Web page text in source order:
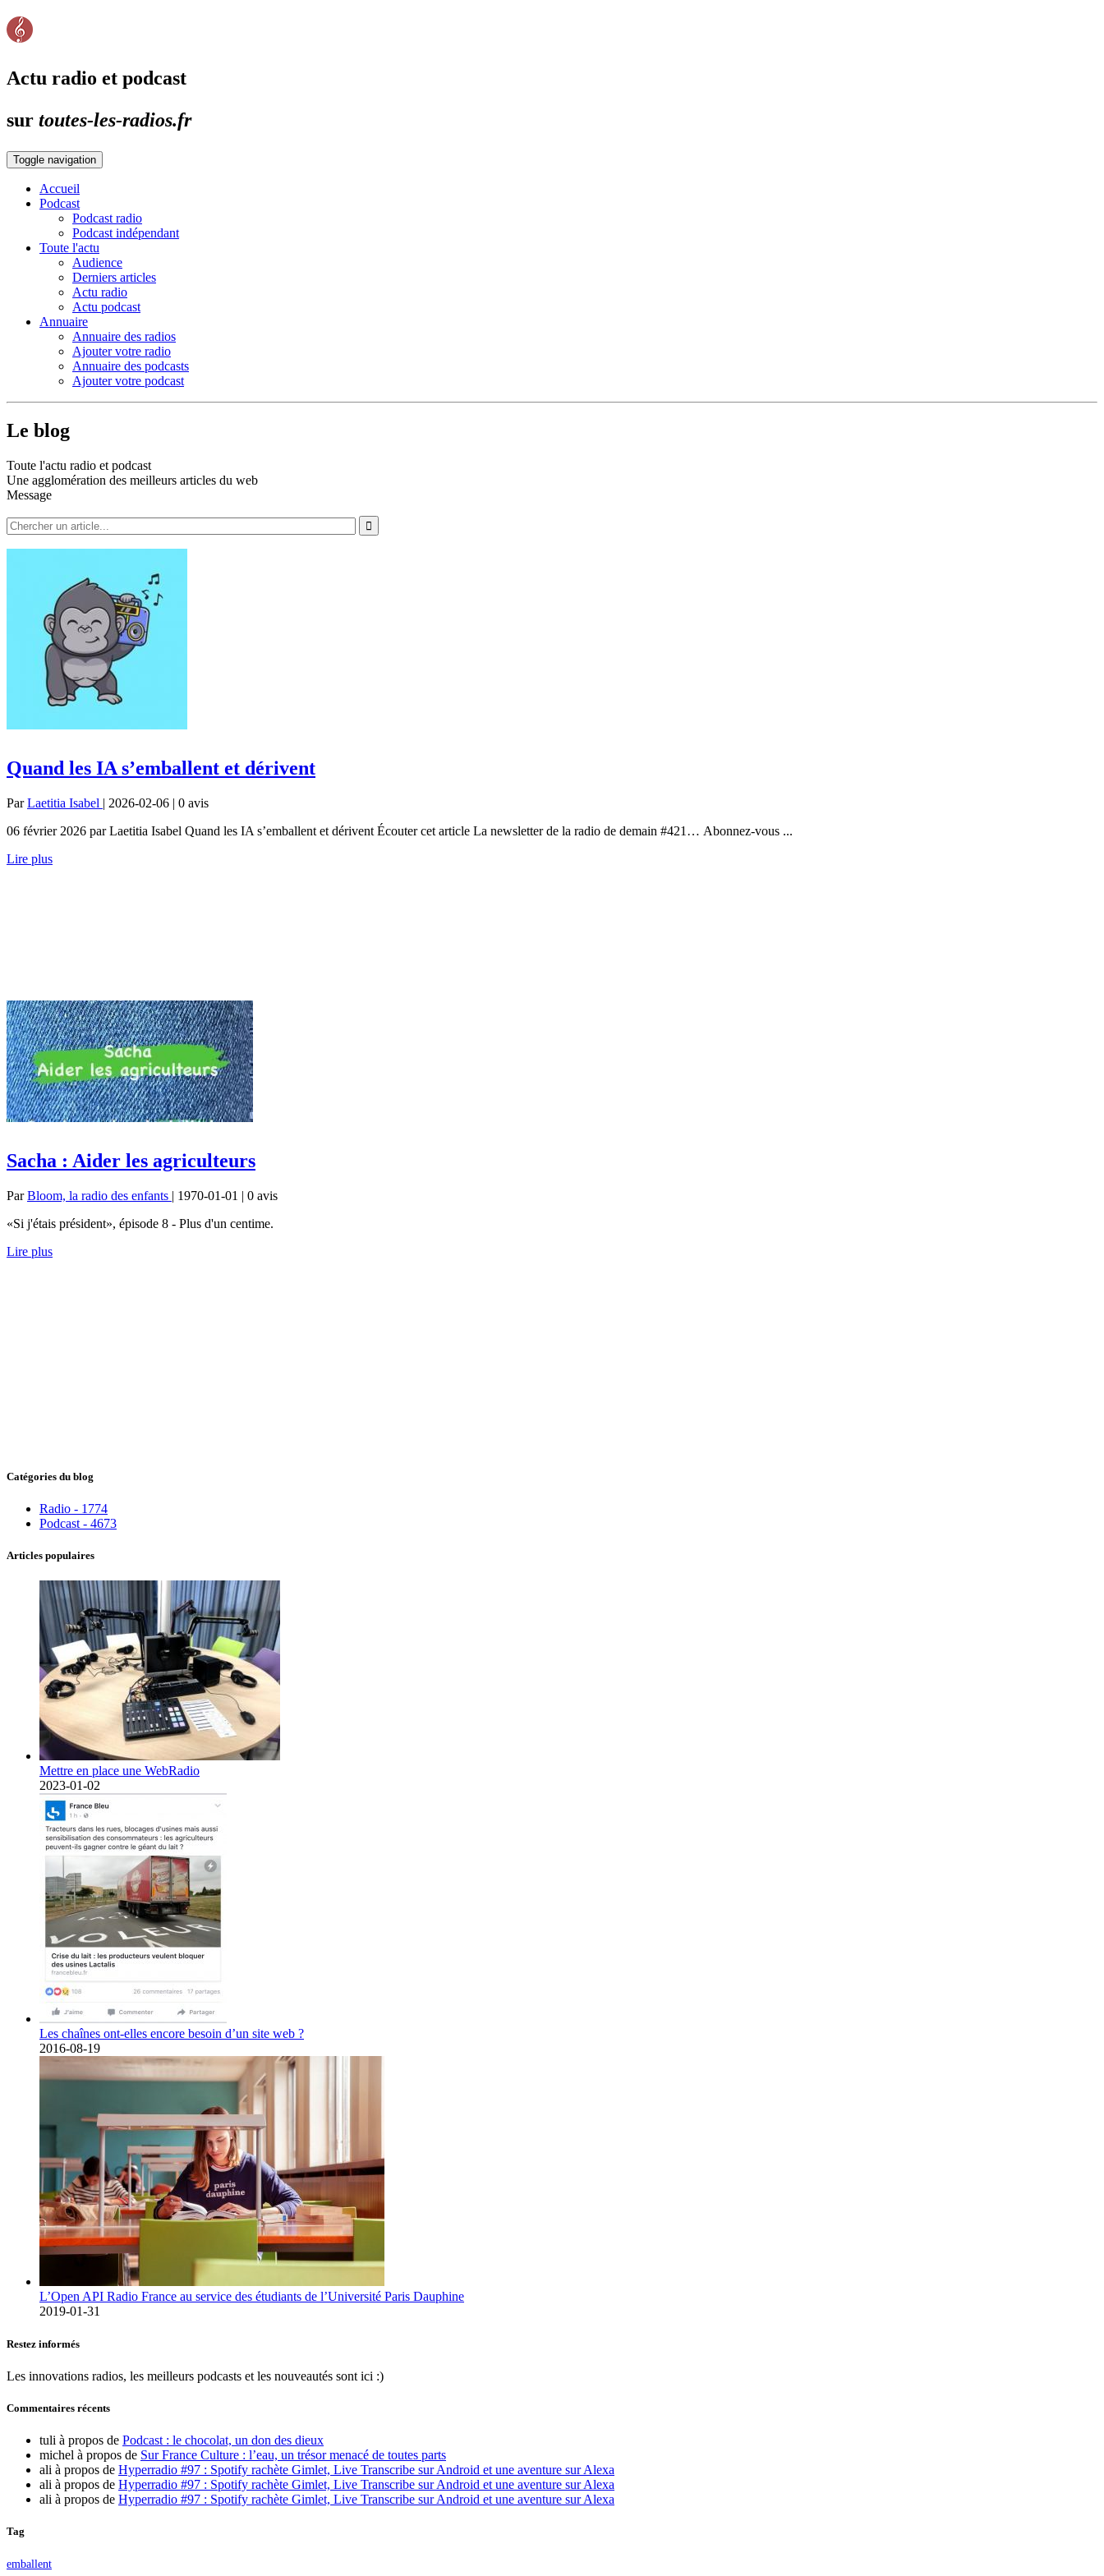
Actu radio et podcast
sur toutes-les-radios.fr
Toggle navigation
Accueil
Podcast
Podcast radio
Podcast indépendant
Toute l'actu
Audience
Derniers articles
Actu radio
Actu podcast
Annuaire
Annuaire des radios
Ajouter votre radio
Annuaire des podcasts
Ajouter votre podcast
Le blog
Toute l'actu radio et podcast
Une agglomération des meilleurs articles du web
Message
Quand les IA s’emballent et dérivent
ParLaetitia Isabel | 2026-02-06 | 0 avis
06 février 2026 par Laetitia Isabel Quand les IA s’emballent et dérivent Écouter cet article La newsletter de la radio de demain #421… Abonnez-vous ...
Lire plus
Sacha : Aider les agriculteurs
ParBloom, la radio des enfants | 1970-01-01 | 0 avis
«Si j'étais président», épisode 8 - Plus d'un centime.
Lire plus
Catégories du blog
Radio - 1774
Podcast - 4673
Articles populaires
Mettre en place une WebRadio
2023-01-02
Les chaînes ont-elles encore besoin d’un site web ?
2016-08-19
L’Open API Radio France au service des étudiants de l’Université Paris Dauphine
2019-01-31
Restez informés
Les innovations radios, les meilleurs podcasts et les nouveautés sont ici :)
Commentaires récents
tuli à propos de Podcast : le chocolat, un don des dieux
michel à propos de Sur France Culture : l’eau, un trésor menacé de toutes parts
ali à propos de Hyperradio #97 : Spotify rachète Gimlet, Live Transcribe sur Android et une aventure sur Alexa
ali à propos de Hyperradio #97 : Spotify rachète Gimlet, Live Transcribe sur Android et une aventure sur Alexa
ali à propos de Hyperradio #97 : Spotify rachète Gimlet, Live Transcribe sur Android et une aventure sur Alexa
Tag
emballent